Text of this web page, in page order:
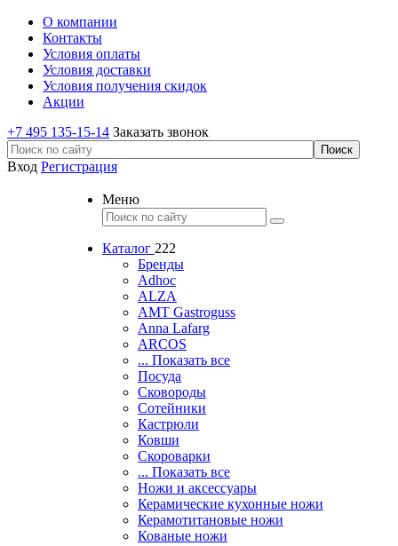
О компании
Контакты
Условия оплаты
Условия доставки
Условия получения скидок
Акции
+7 495 135-15-14 Заказать звонок
Вход Регистрация
Меню
Каталог 222
Бренды
Adhoc
ALZA
AMT Gastroguss
Anna Lafarg
ARCOS
... Показать все
Посуда
Сковороды
Сотейники
Кастрюли
Ковши
Скороварки
... Показать все
Ножи и аксессуары
Керамические кухонные ножи
Керамотитановые ножи
Кованые ножи